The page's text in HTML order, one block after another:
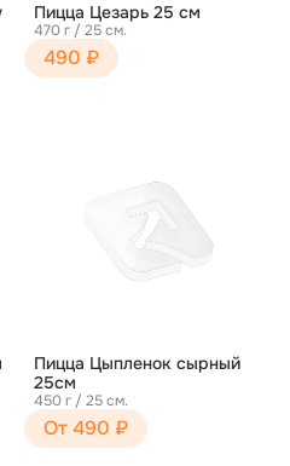
Пицца Цезарь 25 см
470 г / 25 см.
490 ₽
Пицца Цыпленок сырный
25см
450 г / 25 см.
От 490 ₽